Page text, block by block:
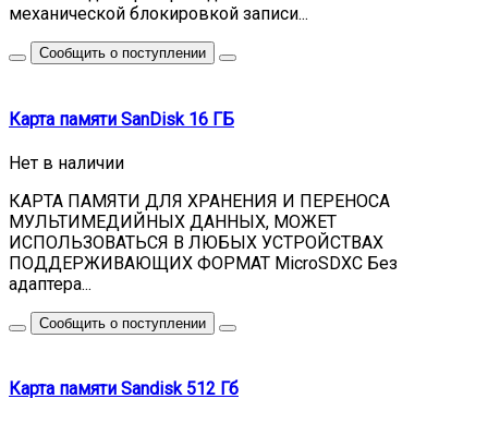
механической блокировкой записи...
Сообщить о поступлении
Карта памяти SanDisk 16 ГБ
Нет в наличии
КАРТА ПАМЯТИ ДЛЯ ХРАНЕНИЯ И ПЕРЕНОСА
МУЛЬТИМЕДИЙНЫХ ДАННЫХ, МОЖЕТ
ИСПОЛЬЗОВАТЬСЯ В ЛЮБЫХ УСТРОЙСТВАХ
ПОДДЕРЖИВАЮЩИХ ФОРМАТ MicroSDXC Без
адаптера...
Сообщить о поступлении
Карта памяти Sandisk 512 Гб